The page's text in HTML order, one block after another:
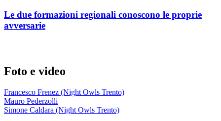
Le due formazioni regionali conoscono le proprie
avversarie
Foto e video
Francesco Frenez (Night Owls Trento)
Mauro Pederzolli
Simone Caldara (Night Owls Trento)